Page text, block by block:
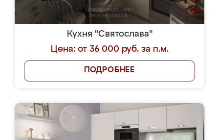
Кухня "Святослава"
Цена: от 36 000 руб. за п.м.
ПОДРОБНЕЕ